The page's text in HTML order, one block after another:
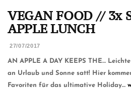
VEGAN FOOD // 3x
APPLE LUNCH
27/07/2017
AN APPLE A DAY KEEPS THE…
an Urlaub und Sonne satt! Hier
Favoriten für das ultimative Holiday…